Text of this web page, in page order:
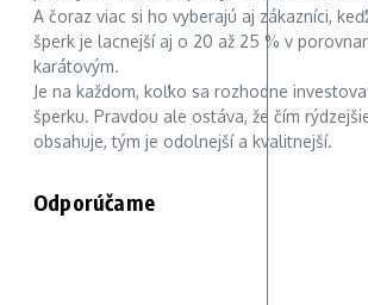
A čoraz viac si ho vyberajú aj zákazníci,
šperk je lacnejší aj o 20 až 25 % v
karátovým.
Je na každom, koľko sa rozhodne
šperku. Pravdou ale ostáva, že čím
obsahuje, tým je odolnejší a kvalitnejší.
Odporúčame